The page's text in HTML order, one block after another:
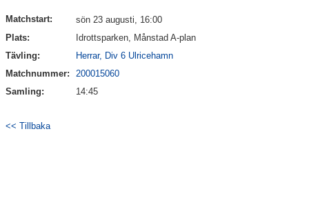
Truppen
Bildgalleri
Matchstart:
sön 23 augusti, 16:00
Plats:
Idrottsparken, Månstad A-plan
Tävling:
Herrar, Div 6 Ulricehamn
Matchnummer:
200015060
Samling:
14:45
<< Tillbaka